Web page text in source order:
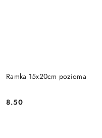
Ramka 15x20cm pozioma
Cena:
8.50